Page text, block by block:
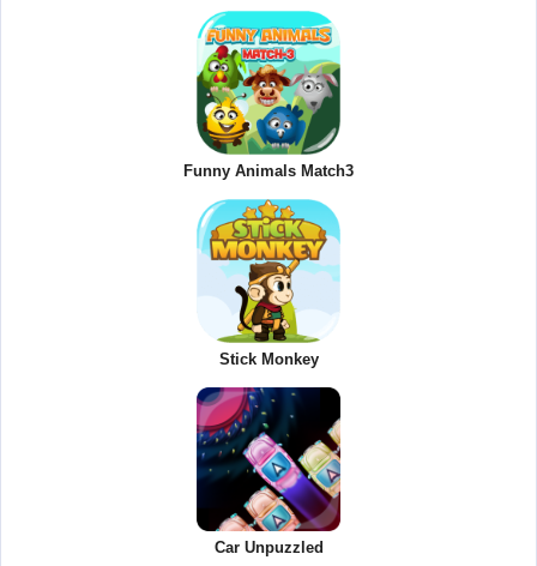
Funny Animals Match3
Stick Monkey
Car Unpuzzled